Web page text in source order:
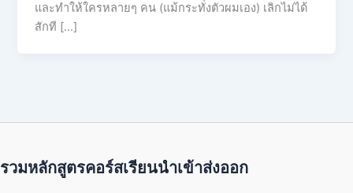
และทำให้ใครหลายๆ คน (แม้กระทั่งตัวผมเอง) เลิกไม่ได้
สักที […]
รวมหลักสูตรคอร์สเรียนนำเข้าส่งออก